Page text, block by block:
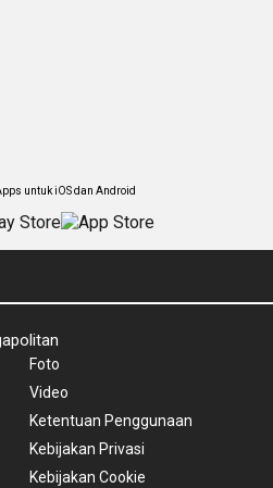
untuk iOS dan Android
Foto
Video
Ketentuan Penggunaan
Kebijakan Privasi
Kebijakan Cookie